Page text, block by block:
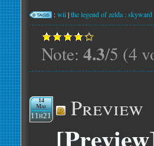
:wii|the legend of zelda :
Note: 4.3/5 (4
14
Mai
11h21 Preview